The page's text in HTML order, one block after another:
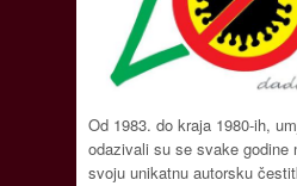
Od 1983. do kraja 1980-ih,
odazivali su se svake godine
svoju unikatnu autorsku